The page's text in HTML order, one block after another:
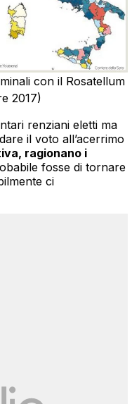
con il Rosatellum
2017)
renziani eletti ma
il voto all’acerrimo
ragionano i
fosse di tornare
ci